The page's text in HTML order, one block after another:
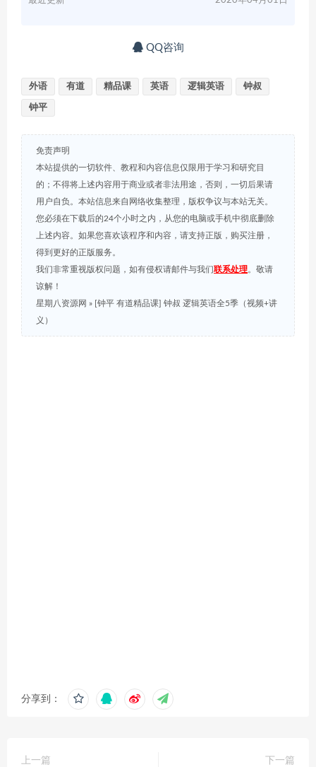
QQ咨询
外语 有道 精品课 英语 逻辑英语 钟叔
钟平
免责声明
本站提供的一切软件、教程和内容信息仅限用于学习和研究目
的；不得将上述内容用于商业或者非法用途，否则，一切后果请
用户自负。本站信息来自网络收集整理，版权争议与本站无关。
您必须在下载后的24个小时之内，从您的电脑或手机中彻底删除
上述内容。如果您喜欢该程序和内容，请支持正版，购买注册，
得到更好的正版服务。
我们非常重视版权问题，如有侵权请邮件与我们联系处理。敬请
谅解！
星期八资源网 » [钟平 有道精品课] 钟叔 逻辑英语全5季（视频+讲
义）
分享到：
上一篇
下一篇